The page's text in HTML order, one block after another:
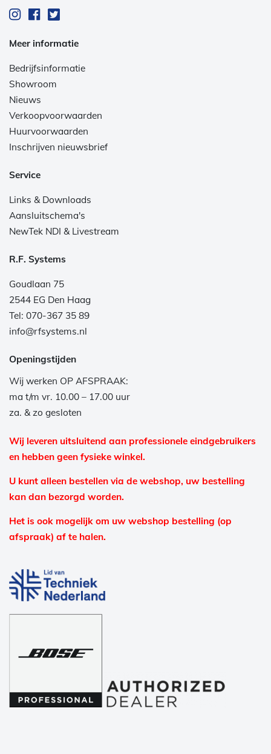
Meer informatie
Bedrijfsinformatie
Showroom
Nieuws
Verkoopvoorwaarden
Huurvoorwaarden
Inschrijven nieuwsbrief
Service
Links & Downloads
Aansluitschema's
NewTek NDI & Livestream
R.F. Systems
Goudlaan 75
2544 EG Den Haag
Tel: 070-367 35 89
info@rfsystems.nl
Openingstijden
Wij werken OP AFSPRAAK:
ma t/m vr. 10.00 – 17.00 uur
za. & zo gesloten
Wij leveren uitsluitend aan professionele eindgebruikers
en hebben geen fysieke winkel.
U kunt alleen bestellen via de webshop, uw bestelling
kan dan bezorgd worden.
Het is ook mogelijk om uw webshop bestelling (op
afspraak) af te halen.